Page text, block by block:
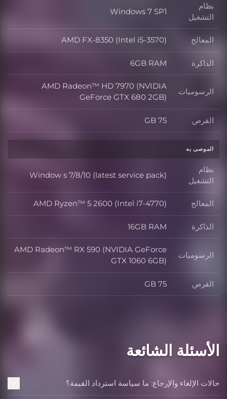
نظام
التشغيل
نظام التشغيل
Windows 7 SP1
المعالج المعالج
AMD FX-8350 (Intel i5-3570)
الذاكرة الذاكرة
6GB RAM
الرسوميات الرسوميات
AMD Radeon™ HD 7970 (NVIDIA
GeForce GTX 680 2GB)
القرص القرص
75 GB
الموصى به
نظام
التشغيل
نظام التشغيل
Window s 7/8/10 (latest service pack)
المعالج المعالج
AMD Ryzen™ 5 2600 (Intel i7-4770)
الذاكرة الذاكرة
16GB RAM
الرسوميات الرسوميات
AMD Radeon™ RX 590 (NVIDIA GeForce
GTX 1060 6GB)
القرص القرص
75 GB
الأسئلة الشائعة
حالات الإلغاء والإرجاع: ما سياسة استرداد القيمة؟